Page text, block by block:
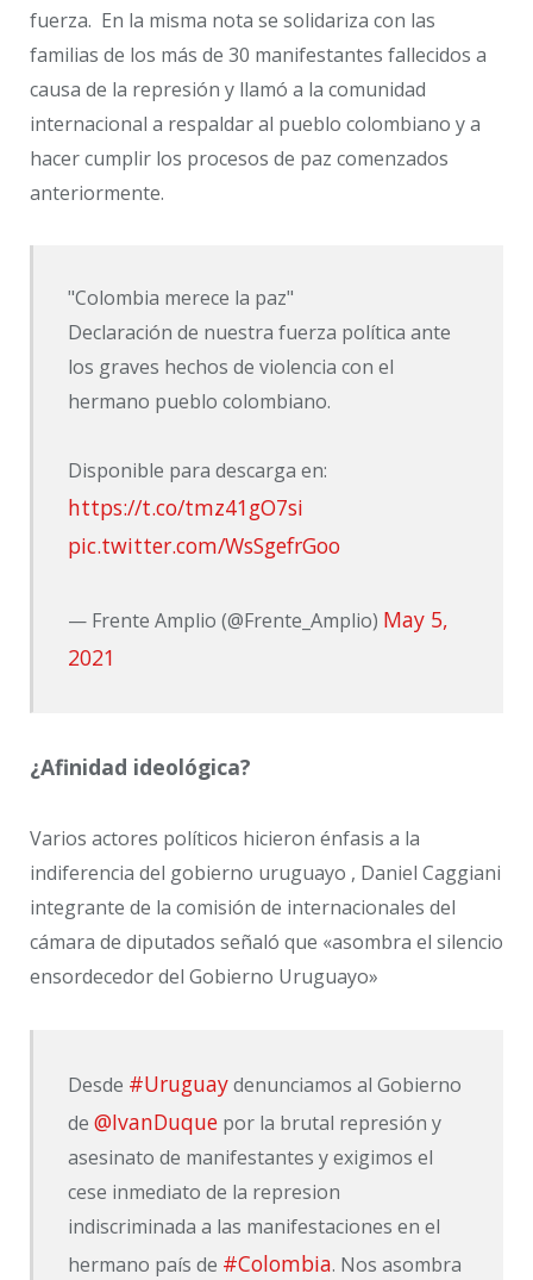
fuerza. En la misma nota se solidariza con las
familias de los más de 30 manifestantes fallecidos a
causa de la represión y llamó a la comunidad
internacional a respaldar al pueblo colombiano y a
hacer cumplir los procesos de paz comenzados
anteriormente.
"Colombia merece la paz"
Declaración de nuestra fuerza política ante
los graves hechos de violencia con el
hermano pueblo colombiano.
Disponible para descarga en:
https://t.co/tmz41gO7si
pic.twitter.com/WsSgefrGoo
— Frente Amplio (@Frente_Amplio) May 5,
2021
¿Afinidad ideológica?
Varios actores políticos hicieron énfasis a la
indiferencia del gobierno uruguayo , Daniel Caggiani
integrante de la comisión de internacionales del
cámara de diputados señaló que «asombra el silencio
ensordecedor del Gobierno Uruguayo»
Desde #Uruguaydenunciamos al Gobierno
de@IvanDuque por la brutal represión y
asesinato de manifestantes y exigimos el
cese inmediato de la represion
indiscriminada a las manifestaciones en el
hermano país de #Colombia. Nos asombra